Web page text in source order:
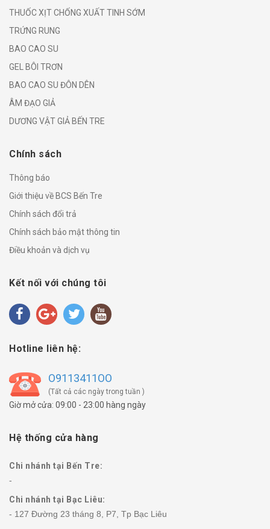
THUỐC XỊT CHỐNG XUẤT TINH SỚM
TRỨNG RUNG
BAO CAO SU
GEL BÔI TRƠN
BAO CAO SU ĐÔN DÊN
ÂM ĐẠO GIẢ
DƯƠNG VẬT GIẢ BẾN TRE
Chính sách
Thông báo
Giới thiệu về BCS Bến Tre
Chính sách đổi trả
Chính sách bảo mật thông tin
Điều khoản và dịch vụ
Kết nối với chúng tôi
Hotline liên hệ:
O9113411OO
(Tất cả các ngày trong tuần )
Giờ mở cửa: 09:00 - 23:00 hàng ngày
Hệ thống cửa hàng
Chi nhánh tại Bến Tre:
-
Chi nhánh tại Bạc Liêu:
- 127 Đường 23 tháng 8, P7, Tp Bạc Liêu